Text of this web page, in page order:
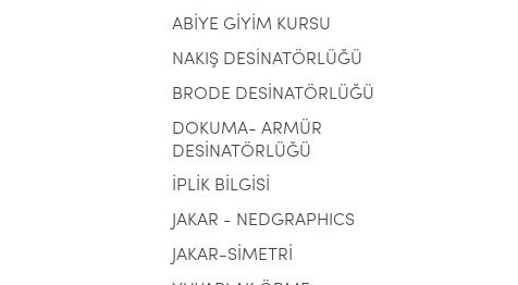
ABİYE GİYİM KURSU
NAKIŞ DESİNATÖRLÜĞÜ
BRODE DESİNATÖRLÜĞÜ
DOKUMA- ARMÜR
DESİNATÖRLÜĞÜ
İPLİK BİLGİSİ
JAKAR - NEDGRAPHICS
JAKAR-SİMETRİ